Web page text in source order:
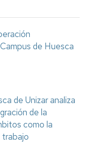
de Huesca
de Unizar analiza
de la
como la